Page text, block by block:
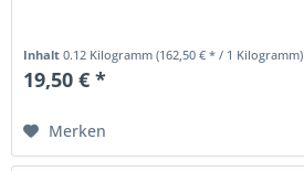
Inhalt0.12 Kilogramm(162,50 € * / 1 Kilogramm)
19,50 € *
Merken